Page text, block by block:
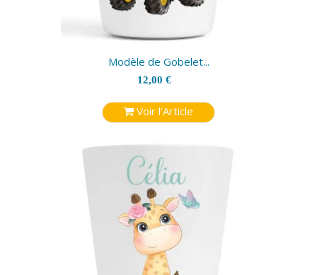
Modèle de Gobelet...
12,00 €
Voir l'Article